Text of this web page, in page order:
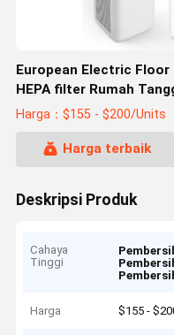
European Electric Floor
HEPA filter Rumah
Harga：$155 - $200/Units
Harga terbaik
Deskripsi Produk
Cahaya
Tinggi
Harga $155 -